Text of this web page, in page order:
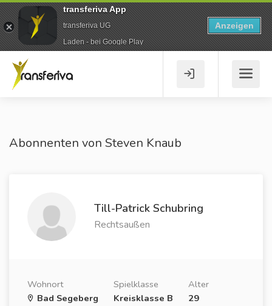
Abonnenten von Steven Knaub
Till-Patrick Schubring
Rechtsaußen
Wohnort
Bad Segeberg
Spielklasse
Kreisklasse B
Alter
29
transferiva App
transferiva UG
Laden - bei Google Play
Anzeigen